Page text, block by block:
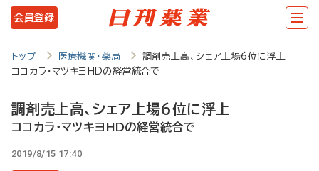
メ
イ
ン
テ
会員登録
トップ 医療機関・薬局
調剤売上高、シェア上場6位に浮上
ココカラ・マツキヨHDの経営統合で
調剤売上高、シェア上場6位に浮上
ココカラ・マツキヨHDの経営統合で
2019/8/15 17:40